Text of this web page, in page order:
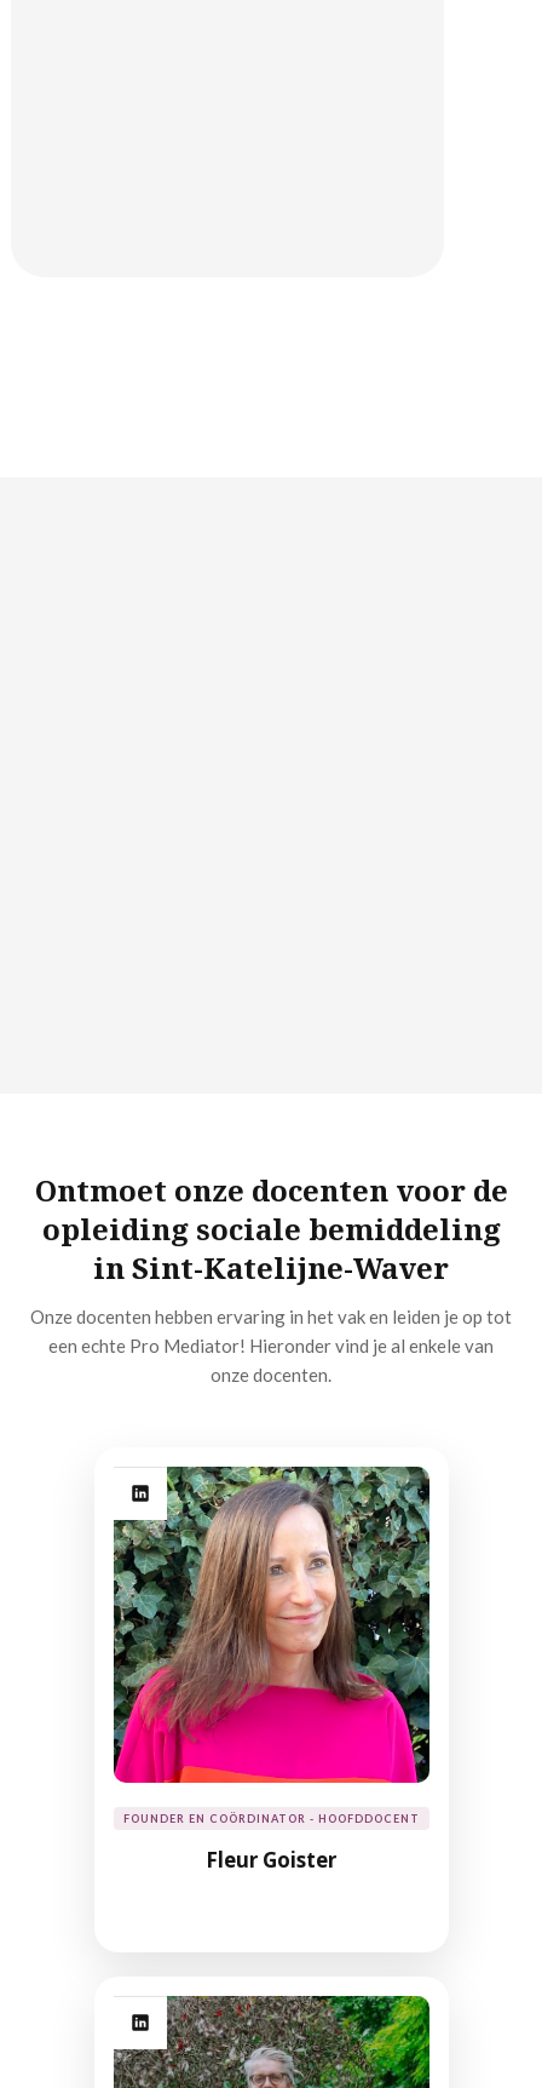
Ontmoet onze docenten voor de
opleiding sociale bemiddeling
in Sint-Katelijne-Waver
Onze docenten hebben ervaring in het vak en leiden je op tot
een echte Pro Mediator! Hieronder vind je al enkele van
onze docenten.
FOUNDER EN COÖRDINATOR - HOOFDDOCENT
Fleur Goister